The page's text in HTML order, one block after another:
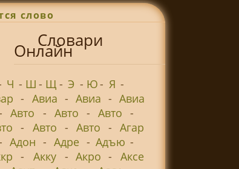
слово
Словари
Онлайн
Ч - Ш - Щ - Э - Ю- Я -
- Авиа - Авиа - Авиа
Авто - Авто - Авто -
- Авто - Авто - Агар
Адон - Адре - Адъю -
- Акку - Акро -
Аксе